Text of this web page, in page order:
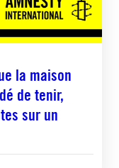
la maison
de tenir,
sur un